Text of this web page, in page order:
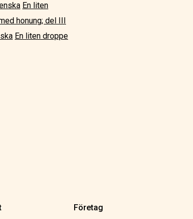
En liten
honung; del III
En liten droppe
Företag